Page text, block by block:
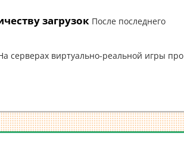
загрузок После последнего
серверах виртуально-реальной игры про